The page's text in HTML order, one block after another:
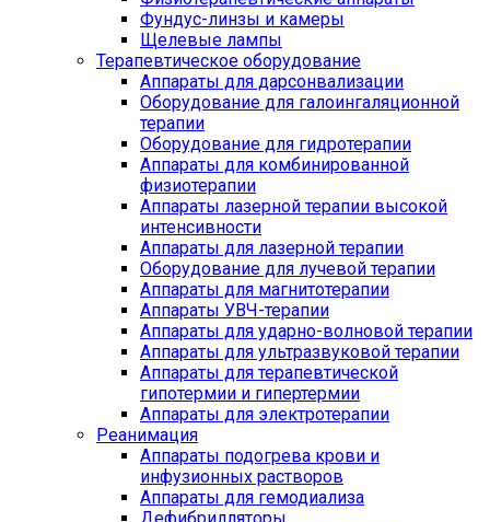
Фундус-линзы и камеры
Щелевые лампы
Терапевтическое оборудование
Аппараты для дарсонвализации
Оборудование для галоингаляционной
терапии
Оборудование для гидротерапии
Аппараты для комбинированной
физиотерапии
Аппараты лазерной терапии высокой
интенсивности
Аппараты для лазерной терапии
Оборудование для лучевой терапии
Аппараты для магнитотерапии
Аппараты УВЧ-терапии
Аппараты для ударно-волновой терапии
Аппараты для ультразвуковой терапии
Аппараты для терапевтической
гипотермии и гипертермии
Аппараты для электротерапии
Реанимация
Аппараты подогрева крови и
инфузионных растворов
Аппараты для гемодиализа